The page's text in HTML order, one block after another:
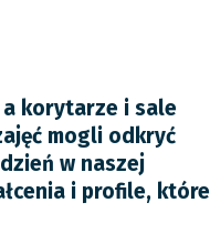
a korytarze i sale
mogli odkryć
w naszej
i profile, które